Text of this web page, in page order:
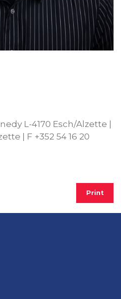
L-4170 Esch/Alzette |
| F +352 54 16 20
Print